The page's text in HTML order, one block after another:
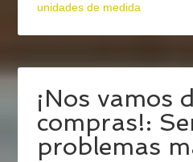
unidades de medida
¡Nos vamos
compras!:
problemas